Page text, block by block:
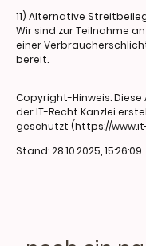
11) Alternative
Wir sind zur Teilnahme
einer
bereit.
Copyright-Hinweis:
der IT-Recht Kanzlei
geschützt (https://
Stand: 28.10.2025, 15:26:09